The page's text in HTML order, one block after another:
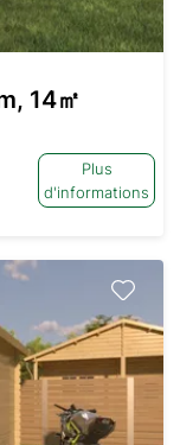
14㎡
Plus
d'informations